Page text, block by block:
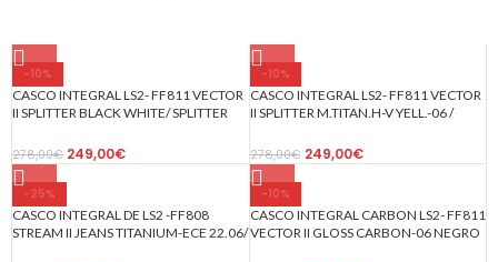
-10%
CASCO INTEGRAL LS2- FF811 VECTOR
II SPLITTER BLACK WHITE/ SPLITTER
278,00€ 249,00€
-10%
CASCO INTEGRAL LS2- FF811 VECTOR
II SPLITTER M.TITAN.H-V YELL.-06 /
278,00€ 249,00€
-25%
CASCO INTEGRAL DE LS2 -FF808
STREAM II JEANS TITANIUM-ECE 22.06/
-10%
CASCO INTEGRAL CARBON LS2- FF811
VECTOR II GLOSS CARBON-06 NEGRO